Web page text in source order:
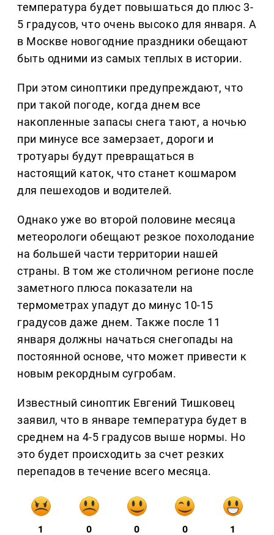
температура будет повышаться до плюс 3-
5 градусов, что очень высоко для января. А
в Москве новогодние праздники обещают
быть одними из самых теплых в истории.
При этом синоптики предупреждают, что
при такой погоде, когда днем все
накопленные запасы снега тают, а ночью
при минусе все замерзает, дороги и
тротуары будут превращаться в
настоящий каток, что станет кошмаром
для пешеходов и водителей.
Однако уже во второй половине месяца
метеорологи обещают резкое похолодание
на большей части территории нашей
страны. В том же столичном регионе после
заметного плюса показатели на
термометрах упадут до минус 10-15
градусов даже днем. Также после 11
января должны начаться снегопады на
постоянной основе, что может привести к
новым рекордным сугробам.
Известный синоптик Евгений Тишковец
заявил, что в январе температура будет в
среднем на 4-5 градусов выше нормы. Но
это будет происходить за счет резких
перепадов в течение всего месяца.
1 0 0 0 1